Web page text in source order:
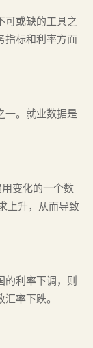
可或缺的工具之
指标和利率方面
一。就业数据是
变化的一个数
上升，从而导致
利率下调，则
率下跌。